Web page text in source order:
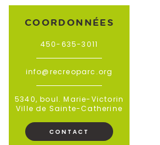
COORDONNÉES
450-635-3011
info@recreoparc.org
5340, boul. Marie-Victorin
Ville de Sainte-Catherine
CONTACT